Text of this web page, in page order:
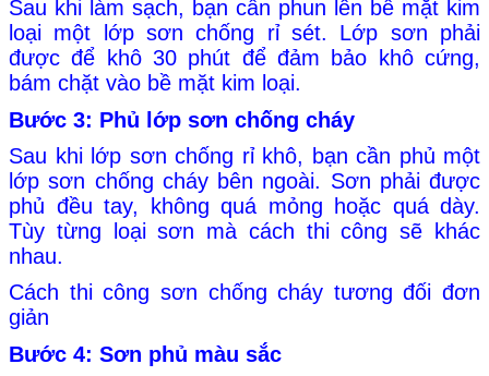
Sau khi làm sạch, bạn cần phun lên bề mặt kim
loại một lớp sơn chống rỉ sét. Lớp sơn phải
được để khô 30 phút để đảm bảo khô cứng,
bám chặt vào bề mặt kim loại.
Bước 3: Phủ lớp sơn chống cháy
Sau khi lớp sơn chống rỉ khô, bạn cần phủ một
lớp sơn chống cháy bên ngoài. Sơn phải được
phủ đều tay, không quá mỏng hoặc quá dày.
Tùy từng loại sơn mà cách thi công sẽ khác
nhau.
Cách thi công sơn chống cháy tương đối đơn
giản
Bước 4: Sơn phủ màu sắc